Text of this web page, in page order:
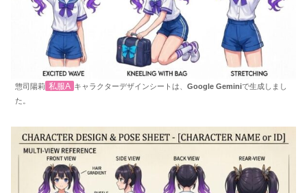
惣司陽莉 私服A キャラクターデザインシートは、 Google Geminiで生成しまし
た。